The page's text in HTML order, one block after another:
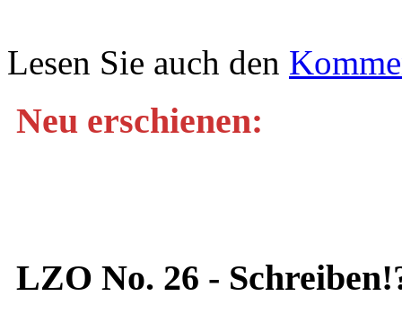
Lesen Sie auch den
Neu erschienen:
LZO No. 26 -